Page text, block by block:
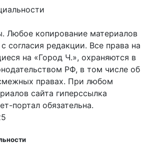
Любое копирование материалов
согласия редакции. Все права на
на «Город Ч.», охраняются в
РФ, в том числе об
правах. При любом
сайта гиперссылка
портал обязательна.